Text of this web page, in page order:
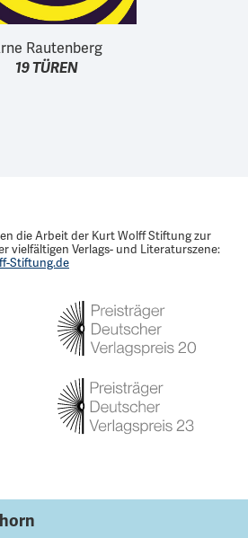
Rautenberg
19 TÜREN
die Arbeit der Kurt Wolff Stiftung zur
vielfältigen Verlags- und Literaturszene:
Stiftung.de